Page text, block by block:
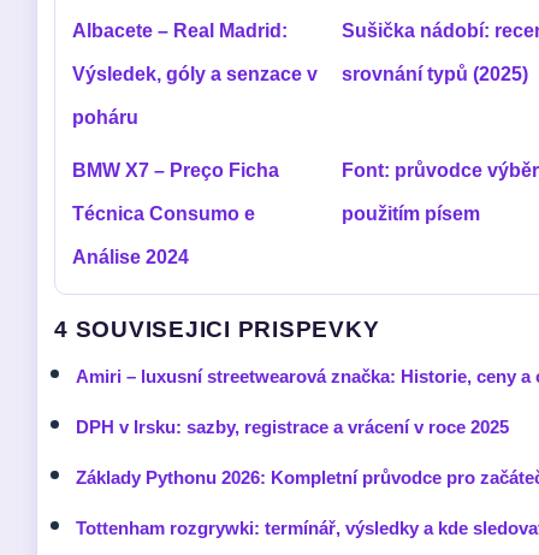
Albacete – Real Madrid:
Výsledek, góly a senzace v
poháru
Sušička nádobí:
srovnání typů (2025)
BMW X7 – Preço Ficha
Técnica Consumo e
Análise 2024
Font: průvodce
použitím písem
4 SOUVISEJICI PRISPEVKY
Amiri – luxusní streetwearová značka: Historie, ceny a
DPH v Irsku: sazby, registrace a vrácení v roce 2025
Základy Pythonu 2026: Kompletní průvodce pro
Tottenham rozgrywki: termínář, výsledky a kde